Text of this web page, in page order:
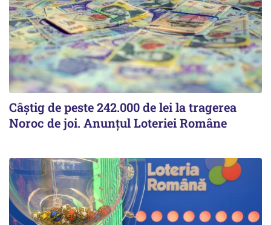
Câștig de peste 242.000 de lei la tragerea
Noroc de joi. Anunțul Loteriei Române